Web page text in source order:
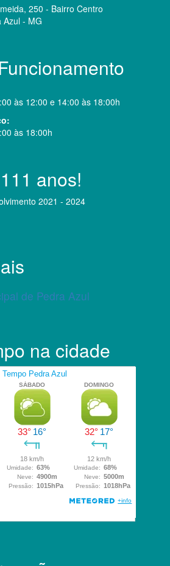
250 - Bairro Centro
Azul - MG
às 12:00 e 14:00 às 18:00h
às 18:00h
anos!
2021 - 2024
de Pedra Azul
na cidade